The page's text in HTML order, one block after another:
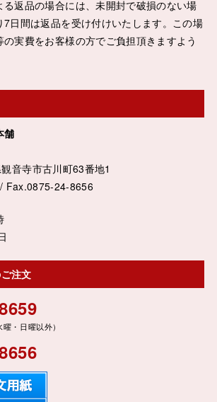
る返品の場合には、未開封で破損のない場
日間は返品を受け付けいたします。この場
実費をお客様の方でご負担頂きますよう
舗
音寺市古川町63番地1
Fax.0875-24-8656
注文